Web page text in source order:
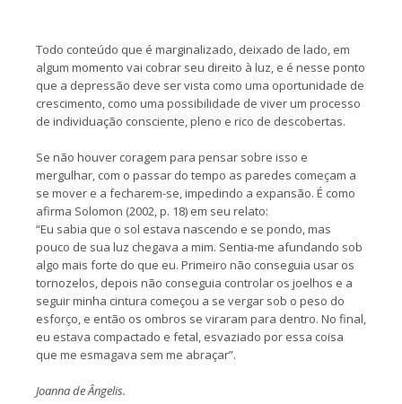
Todo conteúdo que é marginalizado, deixado de lado, em
algum momento vai cobrar seu direito à luz, e é nesse ponto
que a depressão deve ser vista como uma oportunidade de
crescimento, como uma possibilidade de viver um processo
de individuação consciente, pleno e rico de descobertas.
Se não houver coragem para pensar sobre isso e
mergulhar, com o passar do tempo as paredes começam a
se mover e a fecharem-se, impedindo a expansão. É como
afirma Solomon (2002, p. 18) em seu relato:
“Eu sabia que o sol estava nascendo e se pondo, mas
pouco de sua luz chegava a mim. Sentia-me afundando sob
algo mais forte do que eu. Primeiro não conseguia usar os
tornozelos, depois não conseguia controlar os joelhos e a
seguir minha cintura começou a se vergar sob o peso do
esforço, e então os ombros se viraram para dentro. No final,
eu estava compactado e fetal, esvaziado por essa coisa
que me esmagava sem me abraçar”.
Joanna de Ângelis.